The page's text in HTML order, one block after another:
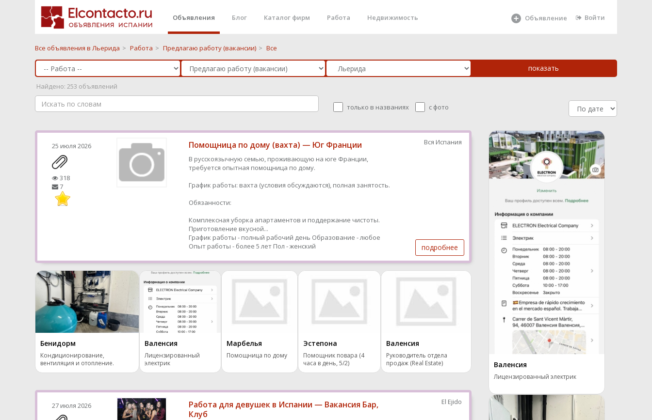
Объявления Блог Каталог фирм Работа Недвижимость Объявление Войти
Все объявления в Льерида > Работа > Предлагаю работу (вакансии) > Все
Найдено: 253 объявлений
только в названиях с фото
25 июля 2026
318
7
Помощница по дому (вахта) — Юг Франции
В русскоязычную семью, проживающую на юге Франции,
требуется опытная помощница по дому.
График работы: вахта (условия обсуждаются), полная занятость.
Обязанности:
Комплексная уборка апартаментов и поддержание чистоты.
Приготовление вкусной...
График работы - полный рабочий день Образование - любое
Опыт работы - более 5 лет Пол - женский
Вся Испания
подробнее
Бенидорм
Кондиционирование,
вентиляция и отопление.
Валенсия
Лицензированный
электрик
Марбелья
Помощница по дому
Эстепона
Помощник повара (4
часа в день, 5/2)
Валенсия
Руководитель отдела
продаж (Real Estate)
27 июля 2026
Работа для девушек в Испании — Вакансия Бар,
Клуб
El Ejido
Валенсия
Лицензированный электрик